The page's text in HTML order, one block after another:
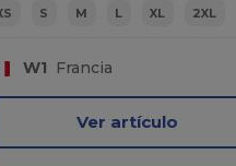
S M L XL 2XL
W1 Francia
Ver artículo